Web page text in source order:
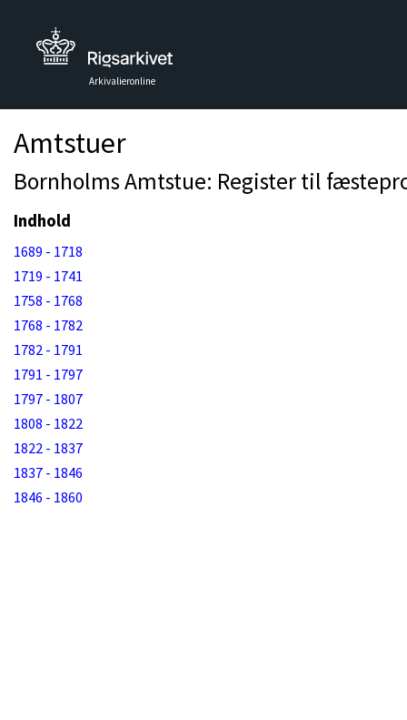
Arkivalieronline
Amtstuer
Bornholms Amtstue: Register til
Indhold
1689 - 1718
1719 - 1741
1758 - 1768
1768 - 1782
1782 - 1791
1791 - 1797
1797 - 1807
1808 - 1822
1822 - 1837
1837 - 1846
1846 - 1860